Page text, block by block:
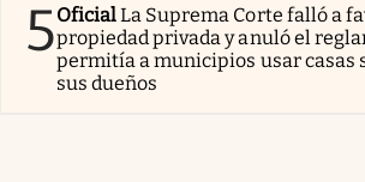
5OficialLa Suprema Corte falló a
propiedad privada y anuló el
permitía a municipios usar casas
sus dueños